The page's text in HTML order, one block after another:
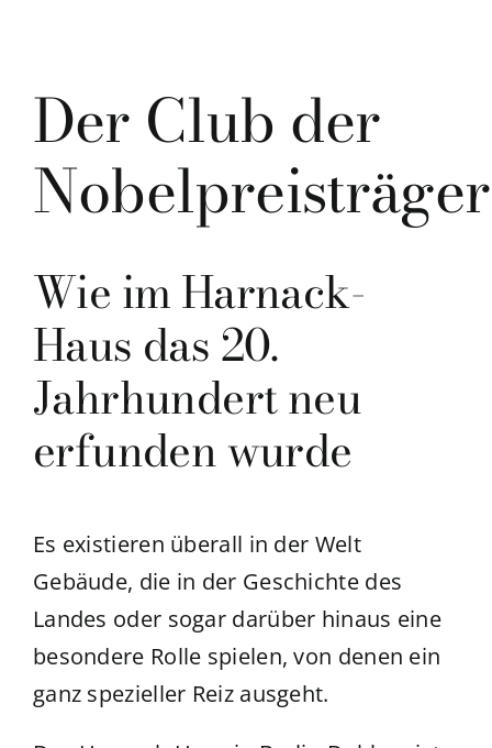
Der Club der
Nobelpreisträger
Wie im Harnack-
Haus das 20.
Jahrhundert neu
erfunden wurde
Es existieren überall in der Welt
Gebäude, die in der Geschichte des
Landes oder sogar darüber hinaus eine
besondere Rolle spielen, von denen ein
ganz spezieller Reiz ausgeht.